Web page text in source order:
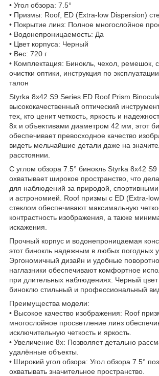
• Угол обзора: 7.5°
• Призмы: Roof, ED (Extra-low Dispersion)
• Покрытие линз: Полное многослойное
• Водонепроницаемость: Да
• Цвет корпуса: Черный
• Вес: 720 г
• Комплектация: Бинокль, чехол, ремешок,
очистки оптики, инструкция по
талон
Styrka 8x42 S9 Series ED Roof Prism
высококачественный оптический
тех, кто ценит четкость, яркость и
8x и объективами диаметром 42 мм, этот
обеспечивает превосходное качество
видеть мельчайшие детали даже на
расстоянии.
С углом обзора 7.5° бинокль Styrka 8x42
охватывает широкое пространство, что
для наблюдений за природой,
и астрономией. Roof призмы с ED (Extra-
стеклом обеспечивают максимальную
контрастность изображения, а также
искажения.
Прочный корпус и водонепроницаемая
этот бинокль надежным в любых погодных
Эргономичный дизайн и удобные
наглазники обеспечивают комфортное
при длительных наблюдениях. Черный цвет
биноклю стильный и профессиональный
Преимущества модели:
• Высокое качество изображения: Roof
многослойное просветление линз
исключительную четкость и яркость.
• Увеличение 8x: Позволяет детально
удалённые объекты.
• Широкий угол обзора: Угол обзора 7.5°
охватывать значительное пространство.